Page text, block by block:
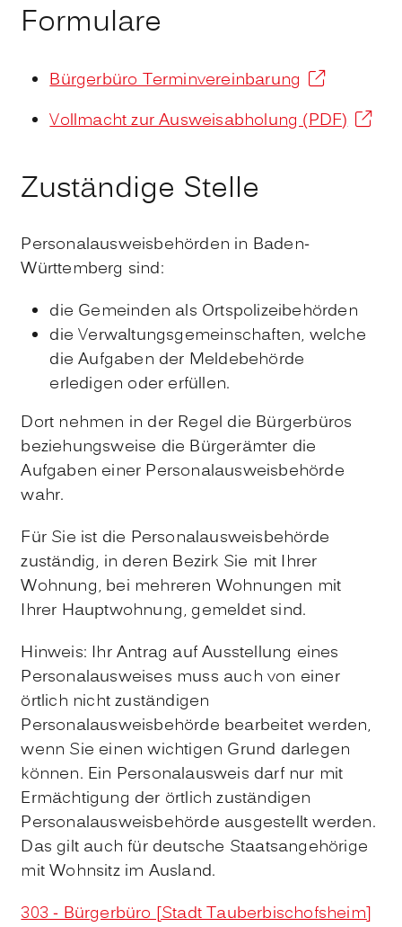
Formulare
Bürgerbüro Terminvereinbarung
Vollmacht zur Ausweisabholung (PDF)
Zuständige Stelle
Personalausweisbehörden in Baden-
Württemberg sind:
die Gemeinden als Ortspolizeibehörden
die Verwaltungsgemeinschaften, welche
die Aufgaben der Meldebehörde
erledigen oder erfüllen.
Dort nehmen in der Regel die Bürgerbüros
beziehungsweise die Bürgerämter die
Aufgaben einer Personalausweisbehörde
wahr.
Für Sie ist die Personalausweisbehörde
zuständig, in deren Bezirk Sie mit Ihrer
Wohnung, bei mehreren Wohnungen mit
Ihrer Hauptwohnung, gemeldet sind.
Hinweis: Ihr Antrag auf Ausstellung eines
Personalausweises muss auch von einer
örtlich nicht zuständigen
Personalausweisbehörde bearbeitet werden,
wenn Sie einen wichtigen Grund darlegen
können. Ein Personalausweis darf nur mit
Ermächtigung der örtlich zuständigen
Personalausweisbehörde ausgestellt werden.
Das gilt auch für deutsche Staatsangehörige
mit Wohnsitz im Ausland.
303 - Bürgerbüro [Stadt Tauberbischofsheim]